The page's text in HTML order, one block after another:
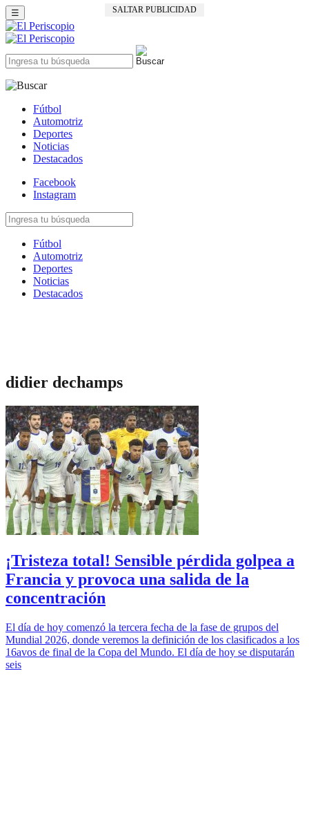
SALTAR PUBLICIDAD
☰
Fútbol
Automotriz
Deportes
Noticias
Destacados
Facebook
Instagram
Fútbol
Automotriz
Deportes
Noticias
Destacados
didier dechamps
¡Tristeza total! Sensible pérdida golpea a
Francia y provoca una salida de la
concentración
El día de hoy comenzó la tercera fecha de la fase de grupos del
Mundial 2026, donde veremos la definición de los clasificados a los
16avos de final de la Copa del Mundo. El día de hoy se disputarán
seis